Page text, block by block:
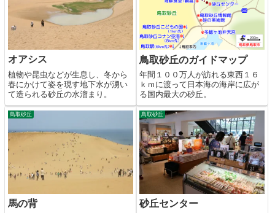
オアシス
植物や昆虫などが生息し、冬から
春にかけて姿を現す地下水が湧い
て造られる砂丘の水溜まり。
鳥取砂丘のガイドマップ
年間１００万人が訪れる東西１６
ｋｍに渡って日本海の海岸に広が
る国内最大の砂丘。
鳥取砂丘
馬の背
鳥取砂丘
砂丘センター